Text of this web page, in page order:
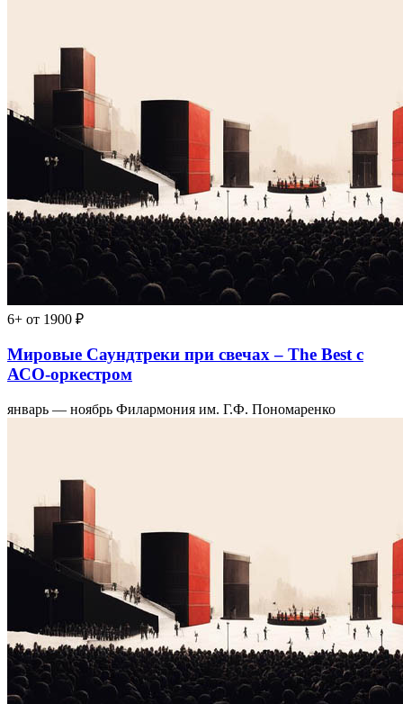
6+ от 1900 ₽
Мировые Саундтреки при свечах – The Best с
АСО-оркестром
январь — ноябрь Филармония им. Г.Ф. Пономаренко